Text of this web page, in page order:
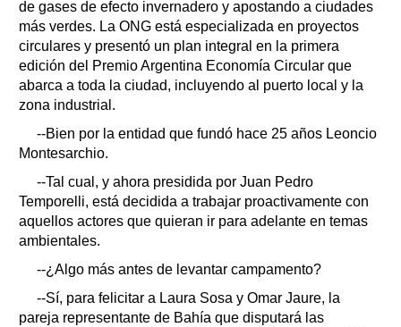
de gases de efecto invernadero y apostando a ciudades
más verdes. La ONG está especializada en proyectos
circulares y presentó un plan integral en la primera
edición del Premio Argentina Economía Circular que
abarca a toda la ciudad, incluyendo al puerto local y la
zona industrial.
--Bien por la entidad que fundó hace 25 años Leoncio
Montesarchio.
--Tal cual, y ahora presidida por Juan Pedro
Temporelli, está decidida a trabajar proactivamente con
aquellos actores que quieran ir para adelante en temas
ambientales.
--¿Algo más antes de levantar campamento?
--Sí, para felicitar a Laura Sosa y Omar Jaure, la
pareja representante de Bahía que disputará las